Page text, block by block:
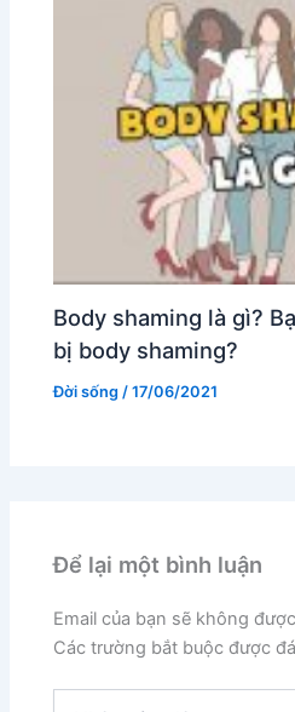
Body shaming là gì?
bị body shaming?
Đời sống /17/06/2021
Để lại một bình luận
Email của bạn sẽ không
Các trường bắt buộc được